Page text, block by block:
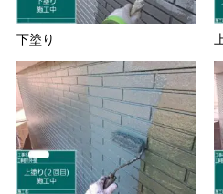
下塗り